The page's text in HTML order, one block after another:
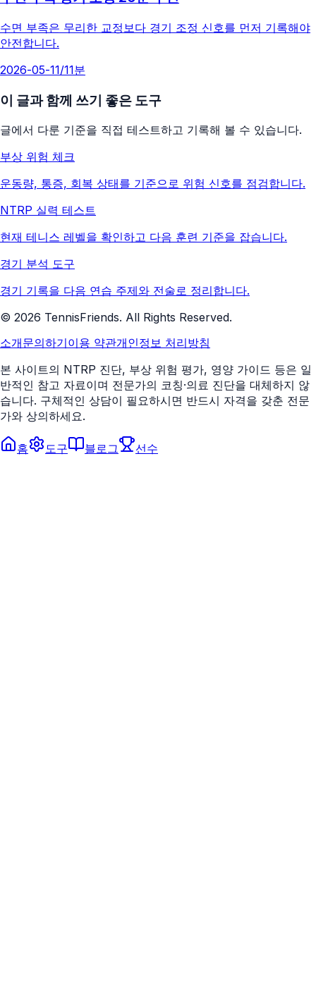
수면 부족은 무리한 교정보다 경기 조정 신호를 먼저 기록해야
안전합니다.
2026-05-11/11분
이 글과 함께 쓰기 좋은 도구
글에서 다룬 기준을 직접 테스트하고 기록해 볼 수 있습니다.
부상 위험 체크
운동량, 통증, 회복 상태를 기준으로 위험 신호를 점검합니다.
NTRP 실력 테스트
현재 테니스 레벨을 확인하고 다음 훈련 기준을 잡습니다.
경기 분석 도구
경기 기록을 다음 연습 주제와 전술로 정리합니다.
© 2026 TennisFriends. All Rights Reserved.
소개문의하기이용 약관개인정보 처리방침
본 사이트의 NTRP 진단, 부상 위험 평가, 영양 가이드 등은 일
반적인 참고 자료이며 전문가의 코칭·의료 진단을 대체하지 않
습니다. 구체적인 상담이 필요하시면 반드시 자격을 갖춘 전문
가와 상의하세요.
홈 도구 블로그 선수